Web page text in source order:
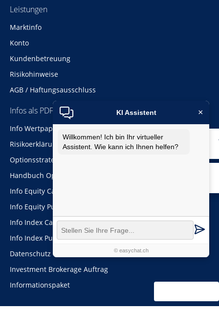
Leistungen
Navigation
Marktinfo
Konto
Kundenbetreuung
Risikohinweise
AGB / Haftungsausschluss
Infos als PDF
Navigation
Info Wertpapiere
Risikoerklärung Optionen
Optionsstrategien
Handbuch Optionen
Info Equity Call
Info Equity Put
Info Index Call
Info Index Put
Datenschutz
Investment Brokerage Auftrag
Informationspaket
KI Assistent ×
Willkommen! Ich bin Ihr virtueller
Assistent. Wie kann ich Ihnen helfen?
© easychat.ch